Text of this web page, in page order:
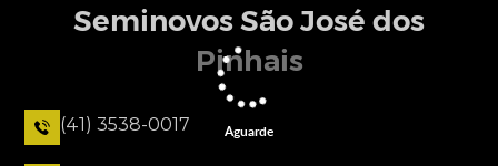
Seminovos São José dos
Pinhais
(41) 3538-0017 Aguarde